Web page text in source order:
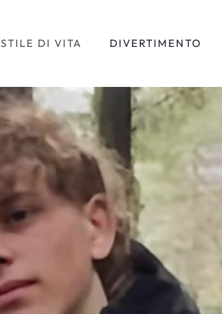
STILE DI VITA DIVERTIMENTO